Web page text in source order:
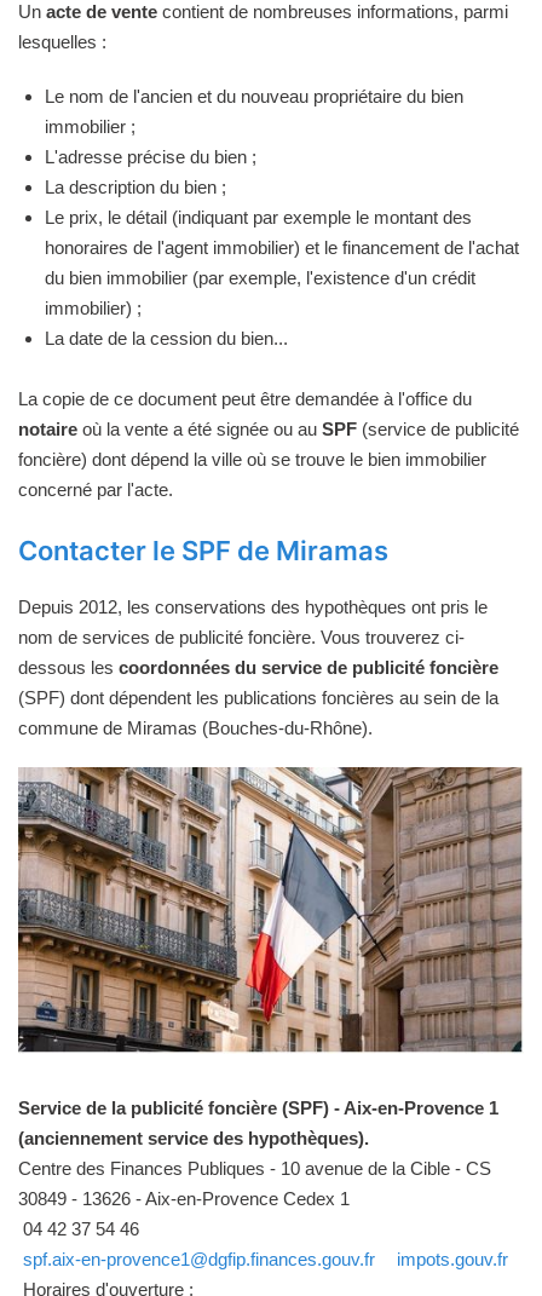
Un acte de vente contient de nombreuses informations, parmi
lesquelles :
Le nom de l'ancien et du nouveau propriétaire du bien
immobilier ;
L'adresse précise du bien ;
La description du bien ;
Le prix, le détail (indiquant par exemple le montant des
honoraires de l'agent immobilier) et le financement de l'achat
du bien immobilier (par exemple, l'existence d'un crédit
immobilier) ;
La date de la cession du bien...
La copie de ce document peut être demandée à l'office du
notaire où la vente a été signée ou au SPF (service de publicité
foncière) dont dépend la ville où se trouve le bien immobilier
concerné par l'acte.
Contacter le SPF de Miramas
Depuis 2012, les conservations des hypothèques ont pris le
nom de services de publicité foncière. Vous trouverez ci-
dessous les coordonnées du service de publicité foncière
(SPF) dont dépendent les publications foncières au sein de la
commune de Miramas (Bouches-du-Rhône).
Service de la publicité foncière (SPF) - Aix-en-Provence 1
(anciennement service des hypothèques).
Centre des Finances Publiques - 10 avenue de la Cible - CS
30849 - 13626 - Aix-en-Provence Cedex 1
04 42 37 54 46
spf.aix-en-provence1@dgfip.finances.gouv.fr
impots.gouv.fr
Horaires d'ouverture :